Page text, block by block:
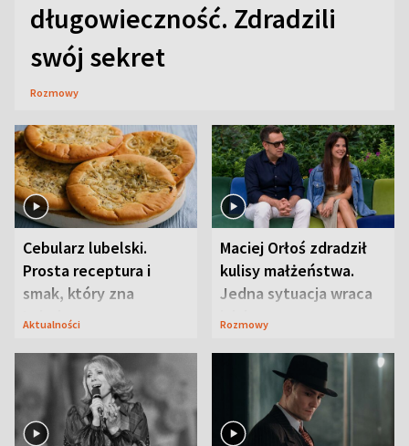
długowieczność. Zdradzili
swój sekret
Rozmowy
Cebularz lubelski.
Prosta receptura i
smak, który zna
Lubelszczyzna
Aktualności
Maciej Orłoś zdradził
kulisy małżeństwa.
Jedna sytuacja wraca
jak bumerang
Rozmowy